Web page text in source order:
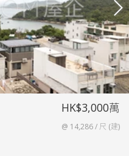
HK$3,000萬
@ 14,286 / 尺 (建)